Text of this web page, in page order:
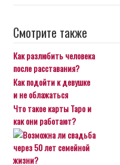
Смотрите также
Как разлюбить человека
после расставания?
Как подойти к девушке
и не облажаться
Что такое карты Таро и
как они работают?